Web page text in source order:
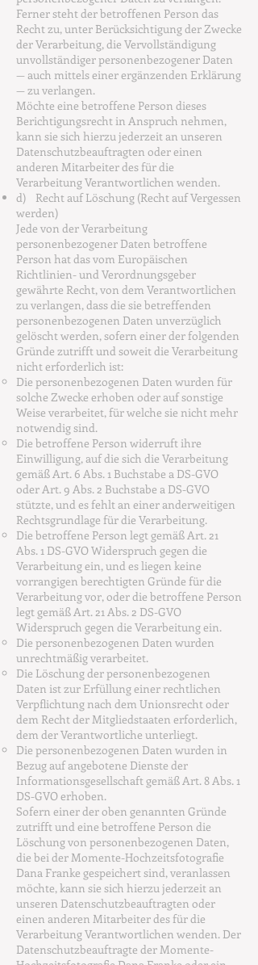
Ferner steht der betroffenen Person das
Recht zu, unter Berücksichtigung der Zwecke
der Verarbeitung, die Vervollständigung
unvollständiger personenbezogener Daten
— auch mittels einer ergänzenden Erklärung
— zu verlangen.
Möchte eine betroffene Person dieses
Berichtigungsrecht in Anspruch nehmen,
kann sie sich hierzu jederzeit an unseren
Datenschutzbeauftragten oder einen
anderen Mitarbeiter des für die
Verarbeitung Verantwortlichen wenden.
d) Recht auf Löschung (Recht auf Vergessen
werden)
Jede von der Verarbeitung
personenbezogener Daten betroffene
Person hat das vom Europäischen
Richtlinien- und Verordnungsgeber
gewährte Recht, von dem Verantwortlichen
zu verlangen, dass die sie betreffenden
personenbezogenen Daten unverzüglich
gelöscht werden, sofern einer der folgenden
Gründe zutrifft und soweit die Verarbeitung
nicht erforderlich ist:
Die personenbezogenen Daten wurden für
solche Zwecke erhoben oder auf sonstige
Weise verarbeitet, für welche sie nicht mehr
notwendig sind.
Die betroffene Person widerruft ihre
Einwilligung, auf die sich die Verarbeitung
gemäß Art. 6 Abs. 1 Buchstabe a DS-GVO
oder Art. 9 Abs. 2 Buchstabe a DS-GVO
stützte, und es fehlt an einer anderweitigen
Rechtsgrundlage für die Verarbeitung.
Die betroffene Person legt gemäß Art. 21
Abs. 1 DS-GVO Widerspruch gegen die
Verarbeitung ein, und es liegen keine
vorrangigen berechtigten Gründe für die
Verarbeitung vor, oder die betroffene Person
legt gemäß Art. 21 Abs. 2 DS-GVO
Widerspruch gegen die Verarbeitung ein.
Die personenbezogenen Daten wurden
unrechtmäßig verarbeitet.
Die Löschung der personenbezogenen
Daten ist zur Erfüllung einer rechtlichen
Verpflichtung nach dem Unionsrecht oder
dem Recht der Mitgliedstaaten erforderlich,
dem der Verantwortliche unterliegt.
Die personenbezogenen Daten wurden in
Bezug auf angebotene Dienste der
Informationsgesellschaft gemäß Art. 8 Abs. 1
DS-GVO erhoben.
Sofern einer der oben genannten Gründe
zutrifft und eine betroffene Person die
Löschung von personenbezogenen Daten,
die bei der Momente-Hochzeitsfotografie
Dana Franke gespeichert sind, veranlassen
möchte, kann sie sich hierzu jederzeit an
unseren Datenschutzbeauftragten oder
einen anderen Mitarbeiter des für die
Verarbeitung Verantwortlichen wenden. Der
Datenschutzbeauftragte der Momente-